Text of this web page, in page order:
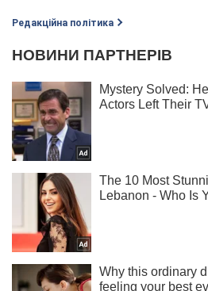
Редакційна політика